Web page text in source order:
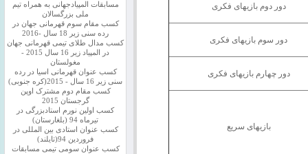
دور دوم بازیهای فکری
دور سوم بازیهای فکری
دور چهارم بازیهای فکری
بازیهای سریع
مسابقات المپیادجهانی به همراه تیم
ملی بزرگسالان
کسب مقام سوم قهرمانی جهان در
رده سنی زیر 18 سال -2016
کسب مدال طلای تیمی قهرمانی جهان
در المپیاد زیر 16 سال 2015 -
مغولستان
کسب عنوان قهرمانی اسیا در رده
سنی زیر 16 سال - 2015(کره جنوبی)
کسب مقام دوم مشترک اوپن
گرجستان 2015
کسب اولین نورم استادبزرگی در
تیرماه 94 (بلغارستان)
کسب عنوان استادی بین المللی در
فروردین 94(تایلند)
کسب عنوان سومی تیمی مسابقات